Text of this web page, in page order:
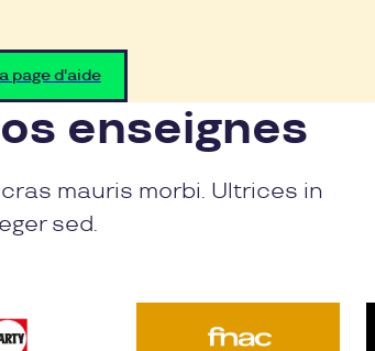
page d'aide
enseignes
mauris morbi. Ultrices in
sed.